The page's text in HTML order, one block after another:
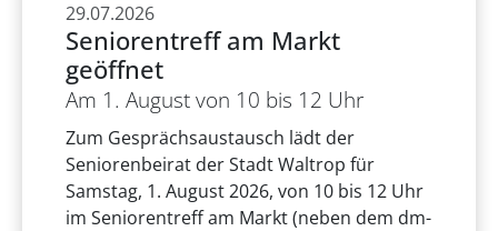
29.07.2026
Seniorentreff am Markt
geöffnet
Am 1. August von 10 bis 12 Uhr
Zum Gesprächsaustausch lädt der
Seniorenbeirat der Stadt Waltrop für
Samstag, 1. August 2026, von 10 bis 12 Uhr
im Seniorentreff am Markt (neben dem dm-